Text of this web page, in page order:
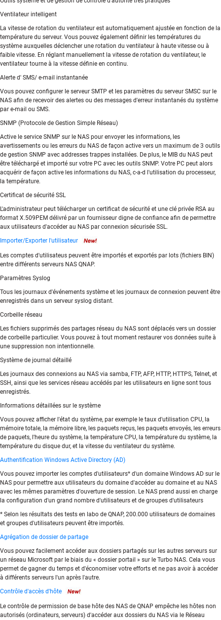
Ventilateur intelligent
La vitesse de rotation du ventilateur est automatiquement ajustée en fonction de la
température du serveur. Vous pouvez également définir les températures du
système auxquelles déclencher une rotation du ventilateur à haute vitesse ou à
faible vitesse. En réglant manuellement la vitesse de rotation du ventilateur, le
ventilateur tourne à la vitesse définie en continu.
Alerte d' SMS/ e-mail instantanée
Vous pouvez configurer le serveur SMTP et les paramètres du serveur SMSC sur le
NAS afin de recevoir des alertes ou des messages d'erreur instantanés du système
par e-mail ou SMS.
SNMP (Protocole de Gestion Simple Réseau)
Active le service SNMP sur le NAS pour envoyer les informations, les
avertissements ou les erreurs du NAS de façon active vers un maximum de 3 outils
de gestion SNMP avec addresses trappes installées. De plus, le MIB du NAS peut
être téléchargé et importé sur votre PC avec les outils SNMP. Votre PC peut alors
acquérir de façon active les informations du NAS, c-a-d l'utilisation du processeur,
la température.
Certificat de sécurité SSL
L'administrateur peut télécharger un certificat de sécurité et une clé privée RSA au
format X.509PEM délivré par un fournisseur digne de confiance afin de permettre
aux utilisateurs d'accéder au NAS par connexion sécurisée SSL.
Importer/Exporter l'utilisateur
Les comptes d'utilisateus peuvent être importés et exportés par lots (fichiers BIN)
entre différents serveurs NAS QNAP.
Paramètres Syslog
Tous les journaux d'événements système et les journaux de connexion peuvent être
enregistrés dans un serveur syslog distant.
Corbeille réseau
Les fichiers supprimés des partages réseau du NAS sont déplacés vers un dossier
de corbeille particulier. Vous pouvez à tout moment restaurer vos données suite à
une suppression non intentionnelle.
Système de journal détaillé
Les journaux des connexions au NAS via samba, FTP, AFP, HTTP, HTTPS, Telnet, et
SSH, ainsi que les services réseau accédés par les utilisateurs en ligne sont tous
enregistrés.
Informations détaillées sur le système
Vous pouvez afficher l'état du système, par exemple le taux d'utilisation CPU, la
mémoire totale, la mémoire libre, les paquets reçus, les paquets envoyés, les erreurs
de paquets, l'heure du système, la température CPU, la température du système, la
température du disque dur, et la vitesse du ventilateur du système.
Authentification Windows Active Directory (AD)
Vous pouvez importer les comptes d'utilisateurs* d'un domaine Windows AD sur le
NAS pour permettre aux utilisateurs du domaine d'accéder au domaine et au NAS
avec les mêmes paramètres d'ouverture de session. Le NAS prend aussi en charge
la configuration d'un grand nombre d'utilisateurs et de groupes d'utilisateurs
* Selon les résultats des tests en labo de QNAP, 200.000 utilisateurs de domaines
et groupes d'utilisateurs peuvent être importés.
Agrégation de dossier de partage
Vous pouvez facilement accéder aux dossiers partagés sur les autres serveurs sur
un réseau Microsoft par le biais du « dossier portail » sur le Turbo NAS. Cela vous
permet de gagner du temps et d'économiser votre efforts et ne pas avoir à accéder
à différents serveurs l'un après l'autre.
Contrôle d'accès d'hôte
Le contrôle de permission de base hôte des NAS de QNAP empêche les hôtes non
autorisés (ordinateurs, serveurs) d'accéder aux dossiers du NAS via le Réseau